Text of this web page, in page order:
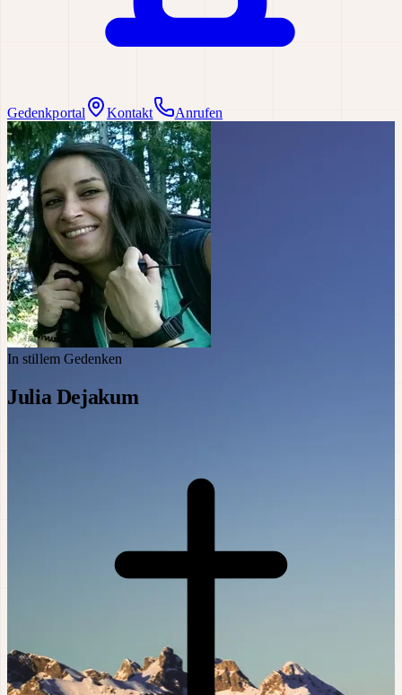
Gedenkportal Kontakt Anrufen
In stillem Gedenken
Julia Dejakum